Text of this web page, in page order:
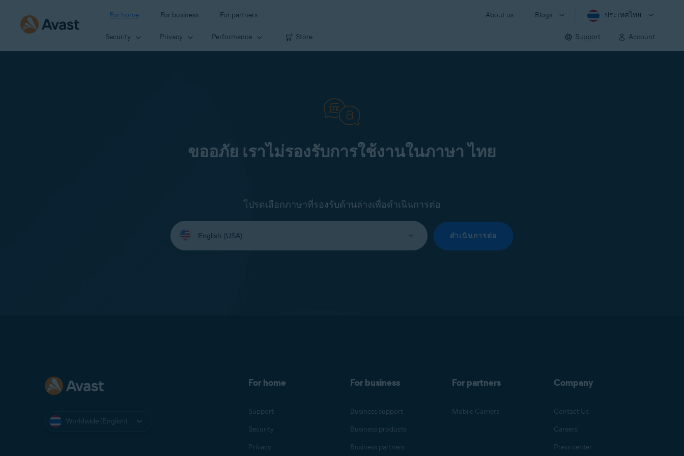
For home For business For partners About us Blogs ประเทศไทย
Security Privacy Performance Store Support Account
ขออภัย เราไม่รองรับการใช้งานในภาษา ไทย
โปรดเลือกภาษาที่รองรับด้านล่างเพื่อดำเนินการต่อ
Select
your
language:
ดำเนินการต่อ
Worldwide (English)
For home
Support
Security
Privacy
For business
Business support
Business products
Business partners
For partners
Mobile Carriers
Company
Contact Us
Careers
Press center